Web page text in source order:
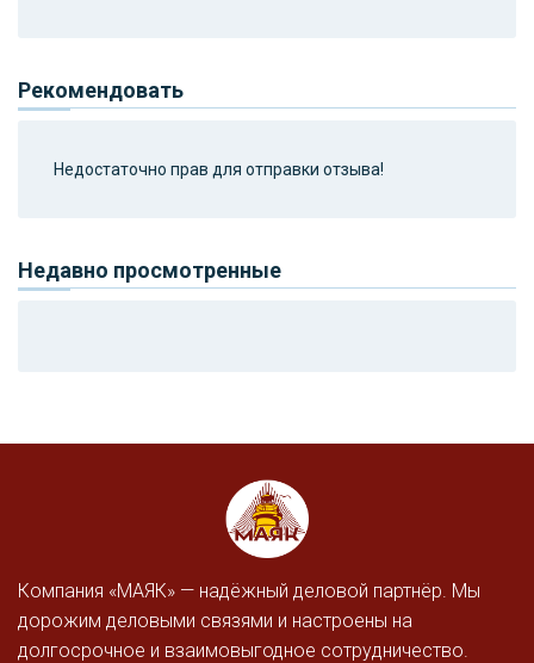
Рекомендовать
Недостаточно прав для отправки отзыва!
Недавно просмотренные
Компания «МАЯК» — надёжный деловой партнёр. Мы
дорожим деловыми связями и настроены на
долгосрочное и взаимовыгодное сотрудничество.